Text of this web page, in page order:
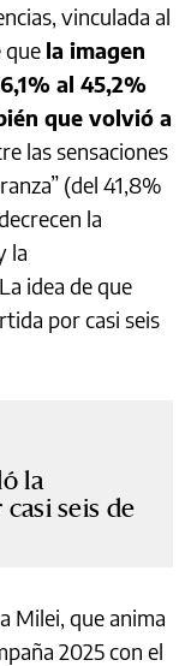
vinculada al
que la imagen
al 45,2%
que volvió a
las sensaciones
(del 41,8%
la
la
idea de que
por casi seis
la
seis de
Milei, que anima
2025 con el